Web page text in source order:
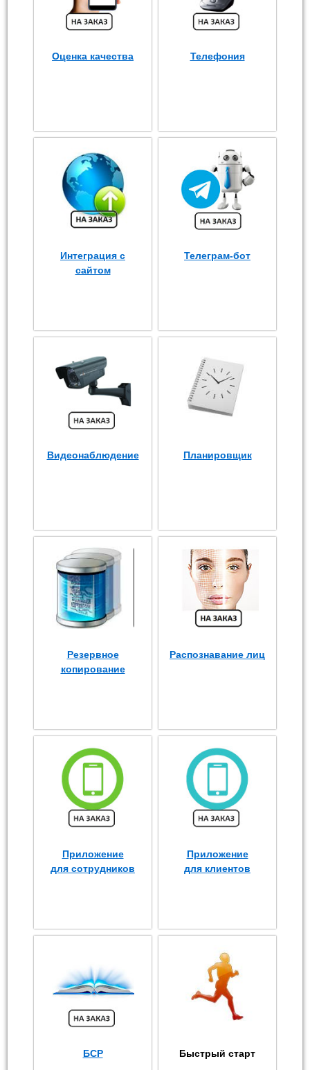
Оценка качества Телефония
Интеграция с
сайтом
Телеграм-бот
Видеонаблюдение Планировщик
Резервное
копирование
Распознавание лиц
Приложение
для сотрудников
Приложение
для клиентов
БСР Быстрый старт